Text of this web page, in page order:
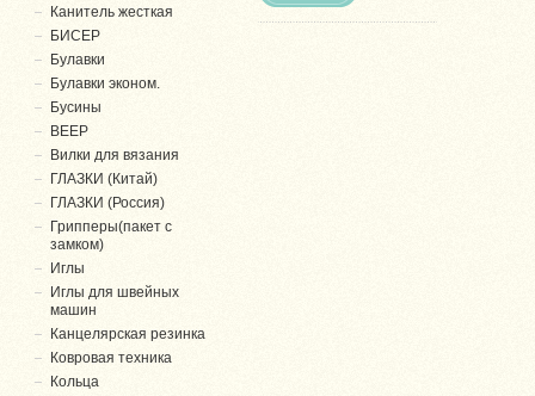
Канитель жесткая
БИСЕР
Булавки
Булавки эконом.
Бусины
ВЕЕР
Вилки для вязания
ГЛАЗКИ (Китай)
ГЛАЗКИ (Россия)
Грипперы(пакет с
замком)
Иглы
Иглы для швейных
машин
Канцелярская резинка
Ковровая техника
Кольца